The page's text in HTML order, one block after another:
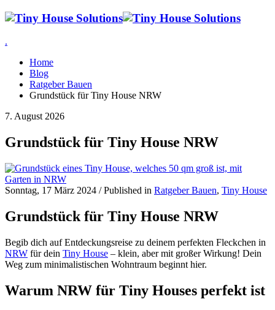
.
Home
Blog
Ratgeber Bauen
Grundstück für Tiny House NRW
7. August 2026
Grundstück für Tiny House NRW
Sonntag, 17 März 2024 /Published in Ratgeber Bauen, Tiny House
Grundstück für Tiny House NRW
Begib dich auf Entdeckungsreise zu deinem perfekten Fleckchen in
NRW für dein Tiny House – klein, aber mit großer Wirkung! Dein
Weg zum minimalistischen Wohntraum beginnt hier.
Warum NRW für Tiny Houses perfekt ist